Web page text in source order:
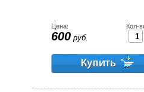
Цена:
600 руб.
Кол-